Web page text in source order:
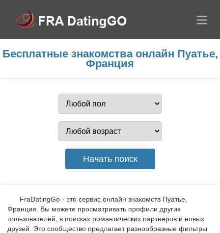
Бесплатные знакомства онлайн Пуатье,
Франция
FraDatingGo - это сервис онлайн знакомств Пуатье,
Франция. Вы можете просматривать профили других
пользователей, в поисках романтических партнеров и новых
друзей. Это сообщество предлагает разнообразные фильтры